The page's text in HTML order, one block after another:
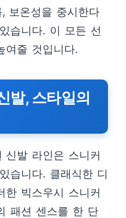
보온성을 중시한다
습니다. 이 모든 선
여줄 것입니다.
발, 스타일의
신발 라인은 스니커
습니다. 클래식한 디
한 빅스우시 스니커
패션 센스를 한 단